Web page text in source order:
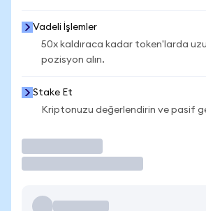
Vadeli İşlemler
50x kaldıraca kadar token'larda
pozisyon alın.
Stake Et
Kriptonuzu değerlendirin ve pasif